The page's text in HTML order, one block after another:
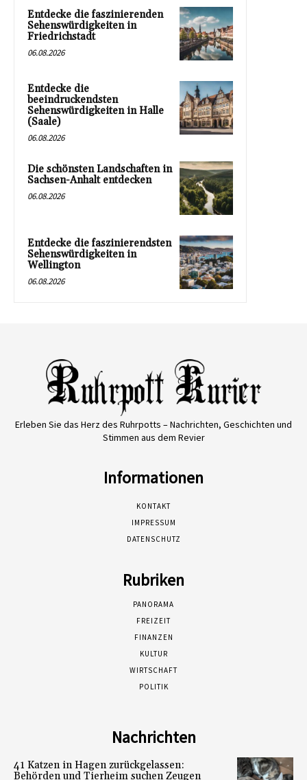
Entdecke die faszinierenden
Sehenswürdigkeiten in
Friedrichstadt
06.08.2026
Entdecke die
beeindruckendsten
Sehenswürdigkeiten in Halle
(Saale)
06.08.2026
Die schönsten Landschaften in
Sachsen-Anhalt entdecken
06.08.2026
Entdecke die faszinierendsten
Sehenswürdigkeiten in
Wellington
06.08.2026
Erleben Sie das Herz des Ruhrpotts – Nachrichten, Geschichten und
Stimmen aus dem Revier
Informationen
KONTAKT
IMPRESSUM
DATENSCHUTZ
Rubriken
PANORAMA
FREIZEIT
FINANZEN
KULTUR
WIRTSCHAFT
POLITIK
Nachrichten
41 Katzen in Hagen zurückgelassen:
Behörden und Tierheim suchen Zeugen